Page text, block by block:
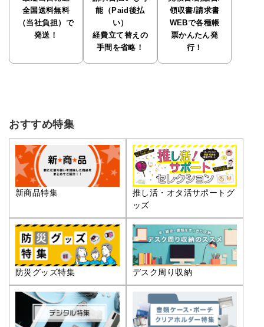
全国送料無料
（当社負担）で
発送！
能（Paid後払
い）
経費立て替えの
手間を省略！
領収書/請求書
WEBで各種帳
票かんたん発
行！
おすすめ特集
新商品特集
推し活・オタ活サポートグ
ッズ
防災グッズ特集 デスク周り収納